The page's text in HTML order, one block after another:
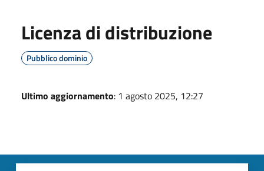
Licenza di distribuzione
Pubblico dominio
Ultimo aggiornamento: 1 agosto 2025, 12:27